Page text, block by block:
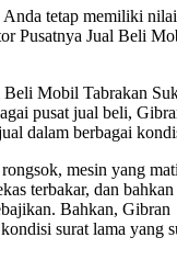
Anda tetap memiliki
Pusatnya Jual Beli
Mobil Tabrakan
pusat jual beli,
dalam berbagai
mesin yang
terbakar, dan bahkan
Bahkan, Gibran
surat lama yang